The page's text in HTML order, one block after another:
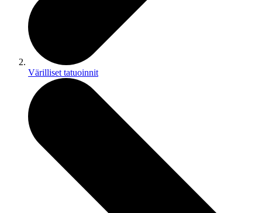
Värilliset tatuoinnit